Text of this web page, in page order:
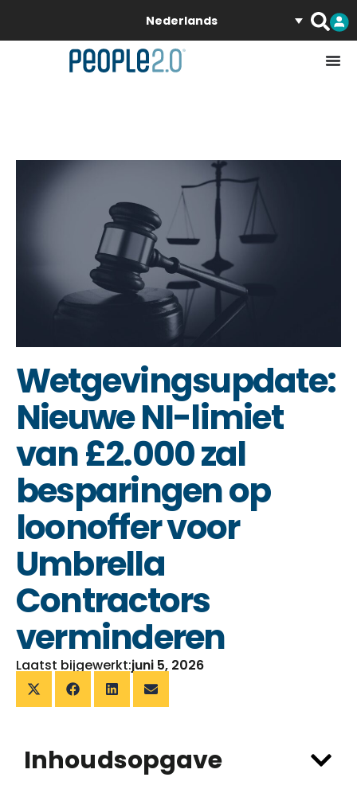
Nederlands
Wetgevingsupdate:
Nieuwe NI-limiet
van £2.000 zal
besparingen op
loonoffer voor
Umbrella
Contractors
verminderen
Laatst bijgewerkt:juni 5, 2026
Inhoudsopgave